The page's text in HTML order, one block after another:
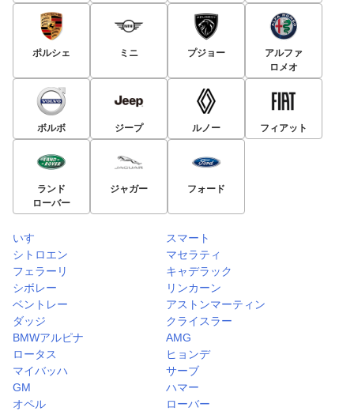
ポルシェ ミニ プジョー
アルファ
ロメオ
ボルボ ジープ ルノー フィアット
ランド
ローバー
ジャガー フォード
いすゞ
スマート
シトロエン
マセラティ
フェラーリ
キャデラック
シボレー
リンカーン
ベントレー
アストンマーティン
ダッジ
クライスラー
BMWアルピナ
AMG
ロータス
ヒョンデ
マイバッハ
サーブ
GM
ハマー
オペル
ローバー